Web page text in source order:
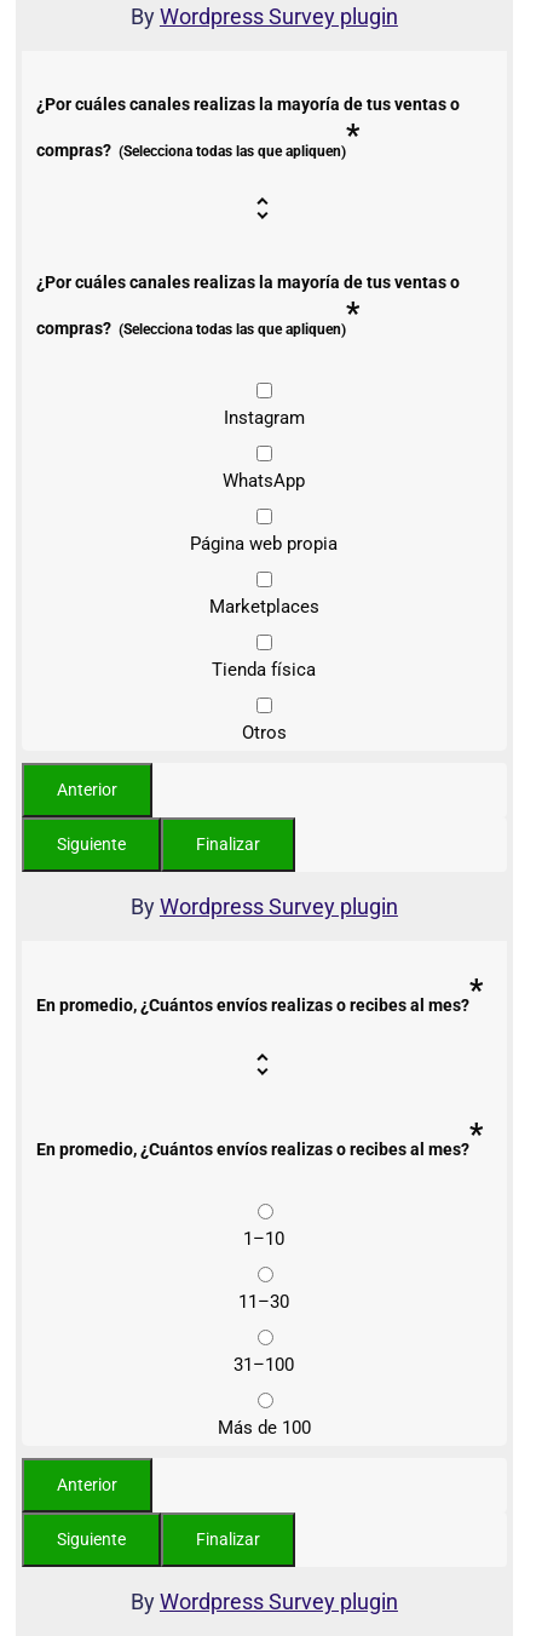
ByWordpress Survey plugin
¿Por cuáles canales realizas la mayoría de tus ventas o
compras? (Selecciona todas las que apliquen)*
¿Por cuáles canales realizas la mayoría de tus ventas o
compras? (Selecciona todas las que apliquen)*
Instagram
WhatsApp
Página web propia
Marketplaces
Tienda física
Otros
ByWordpress Survey plugin
En promedio, ¿Cuántos envíos realizas o recibes al mes?*
En promedio, ¿Cuántos envíos realizas o recibes al mes?*
1–10
11–30
31–100
Más de 100
ByWordpress Survey plugin